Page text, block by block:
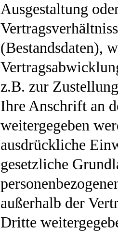
Ausgestaltung
(Bestandsdaten),
z.B. zur
Ihre Anschrift an
weitergegeben
ausdrückliche
gesetzliche
außerhalb der
Dritte